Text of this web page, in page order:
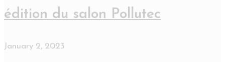
édition du salon Pollutec
January 2, 2023